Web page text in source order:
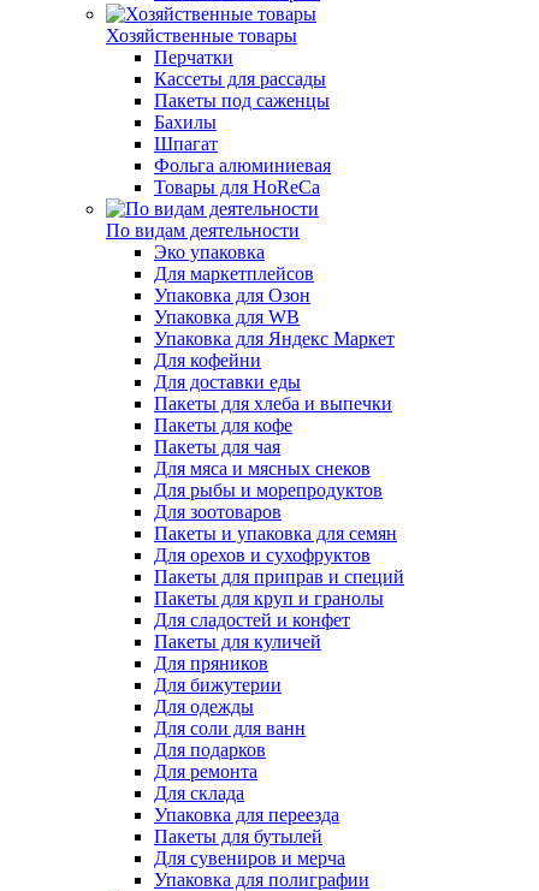
Хозяйственные товары
Перчатки
Кассеты для рассады
Пакеты под саженцы
Бахилы
Шпагат
Фольга алюминиевая
Товары для HoReCa
По видам деятельности
Эко упаковка
Для маркетплейсов
Упаковка для Озон
Упаковка для WB
Упаковка для Яндекс Маркет
Для кофейни
Для доставки еды
Пакеты для хлеба и выпечки
Пакеты для кофе
Пакеты для чая
Для мяса и мясных снеков
Для рыбы и морепродуктов
Для зоотоваров
Пакеты и упаковка для семян
Для орехов и сухофруктов
Пакеты для приправ и специй
Пакеты для круп и гранолы
Для сладостей и конфет
Пакеты для куличей
Для пряников
Для бижутерии
Для одежды
Для соли для ванн
Для подарков
Для ремонта
Для склада
Упаковка для переезда
Пакеты для бутылей
Для сувениров и мерча
Упаковка для полиграфии